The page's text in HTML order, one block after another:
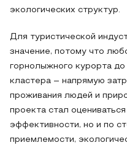
экологических структур.
Для туристической
значение, потому что
горнолыжного курорта до
кластера – напрямую
проживания людей и
проекта стал
эффективности, но и по
приемлемости,